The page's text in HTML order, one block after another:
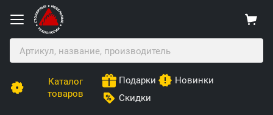
Каталог
товаров
Подарки
Новинки
Скидки